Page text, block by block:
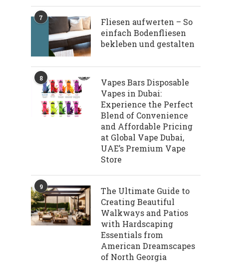
7
Fliesen aufwerten – So
einfach Bodenfliesen
bekleben und gestalten
8
Vapes Bars Disposable
Vapes in Dubai:
Experience the Perfect
Blend of Convenience
and Affordable Pricing
at Global Vape Dubai,
UAE’s Premium Vape
Store
9
The Ultimate Guide to
Creating Beautiful
Walkways and Patios
with Hardscaping
Essentials from
American Dreamscapes
of North Georgia